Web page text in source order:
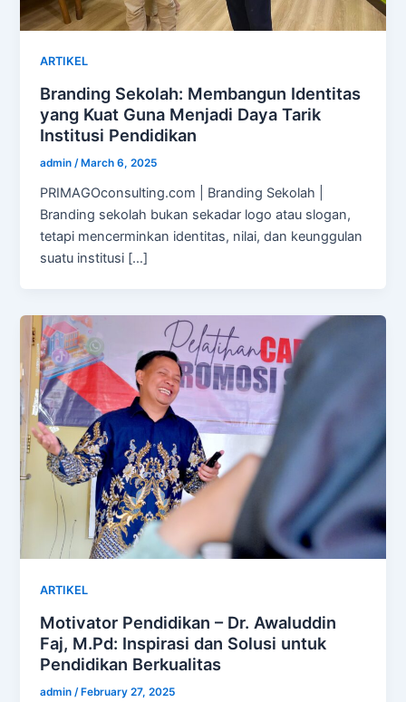
ARTIKEL
Branding Sekolah: Membangun Identitas
yang Kuat Guna Menjadi Daya Tarik
Institusi Pendidikan
admin/ March 6, 2025
PRIMAGOconsulting.com | Branding Sekolah |
Branding sekolah bukan sekadar logo atau slogan,
tetapi mencerminkan identitas, nilai, dan keunggulan
suatu institusi […]
ARTIKEL
Motivator Pendidikan – Dr. Awaluddin
Faj, M.Pd: Inspirasi dan Solusi untuk
Pendidikan Berkualitas
admin /February 27, 2025